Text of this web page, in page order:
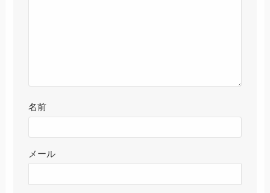
名前
メール